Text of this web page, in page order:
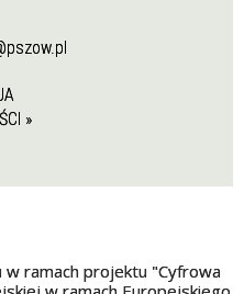
»
ramach projektu "Cyfrowa